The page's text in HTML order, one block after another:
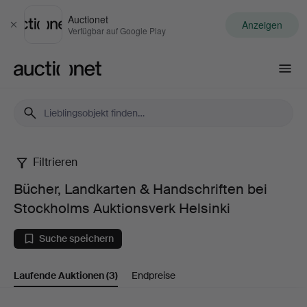
Schließen
Auctionet
Verfügbar auf Google Play Anzeigen
Bücher,
Landkarten
&
Handschriften
Filtrieren
Bücher, Landkarten & Handschriften bei
Stockholms Auktionsverk Helsinki
Suche speichern
Laufende Auktionen(3) Endpreise